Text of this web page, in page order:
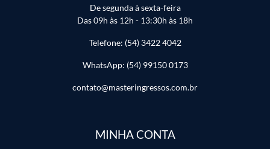
De segunda à sexta-feira
Das 09h às 12h - 13:30h às 18h
Telefone: (54) 3422 4042
WhatsApp: (54) 99150 0173
contato@masteringressos.com.br
MINHA CONTA